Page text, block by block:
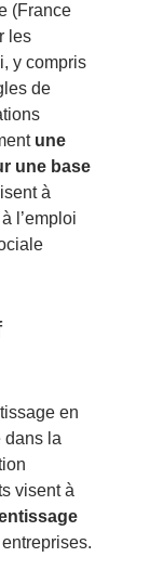
(France
les
y compris
de
une
une base
à
l’emploi
en
dans la
visent à